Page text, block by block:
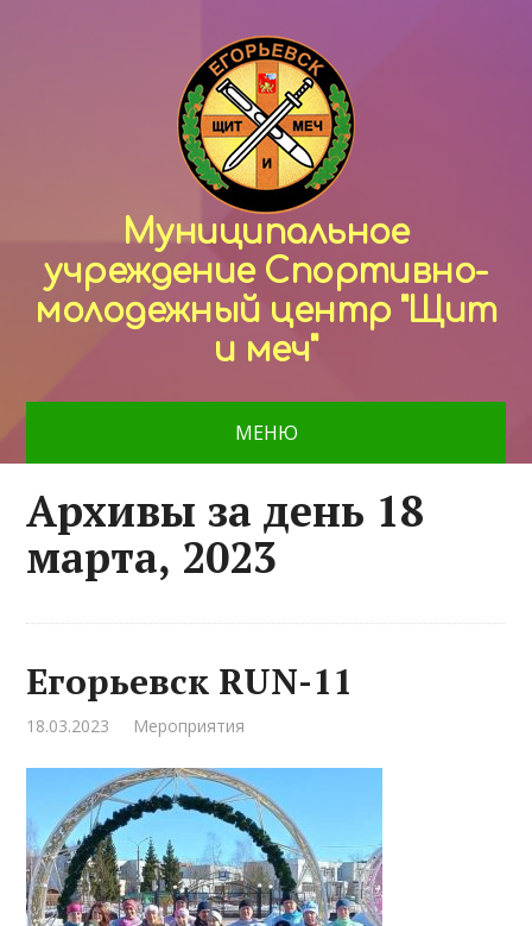
Муниципальное
учреждение Спортивно-
молодежный центр "Щит
и меч"
МЕНЮ
Архивы за день 18
марта, 2023
Егорьевск RUN-11
18.03.2023 Мероприятия